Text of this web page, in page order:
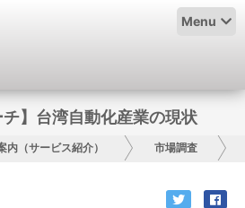
Menu
チ】台湾自動化産業の現状
内（サービス紹介） 市場調査